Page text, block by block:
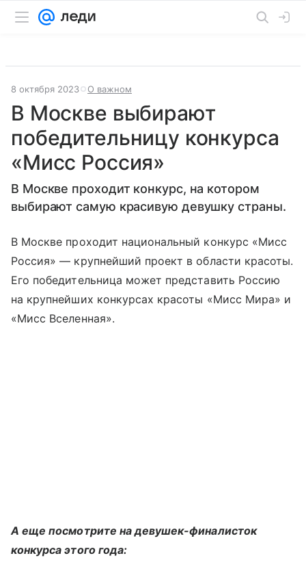
8 октября 2023 О важном
В Москве выбирают
победительницу конкурса
«Мисс Россия»
В Москве проходит конкурс, на котором
выбирают самую красивую девушку страны.
В Москве проходит национальный конкурс «Мисс
Россия» — крупнейший проект в области красоты.
Его победительница может представить Россию
на крупнейших конкурсах красоты «Мисс Мира» и
«Мисс Вселенная».
А еще посмотрите на девушек-финалисток
конкурса этого года: